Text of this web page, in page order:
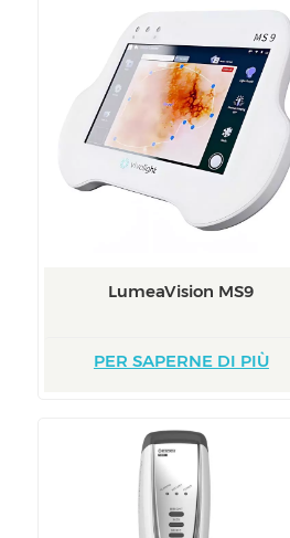
LumeaVision MS9
PER SAPERNE DI PIÙ